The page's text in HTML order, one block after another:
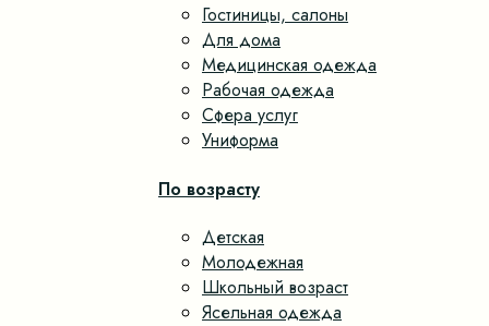
Гостиницы, салоны
Для дома
Медицинская одежда
Рабочая одежда
Сфера услуг
Униформа
По возрасту
Детская
Молодежная
Школьный возраст
Ясельная одежда